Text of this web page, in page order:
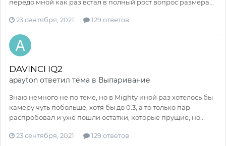
передо мной как раз встал в полный рост вопрос размера...
23 сентября, 2021 129 ответов
DAVINCI IQ2
apayton ответил тема в Выпаривание
Знаю немного не по теме, но в Mighty иной раз хотелось бы
камеру чуть побольше, хотя бы до 0.3, а то только пар
распробовал и уже пошли остатки, которые прущие, но...
23 сентября, 2021 129 ответов